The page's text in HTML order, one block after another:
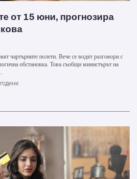
от 15 юни, прогнозира
чартърните полети. Вече се водят разговори с
обстановка. Това съобщи министърът на